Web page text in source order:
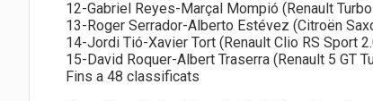
12-Gabriel Reyes-Marçal Mompió (Renault
13-Roger Serrador-Alberto Estévez (Citroën
14-Jordi Tió-Xavier Tort (Renault Clio RS Sport
15-David Roquer-Albert Traserra (Renault 5 GT
Fins a 48 classificats